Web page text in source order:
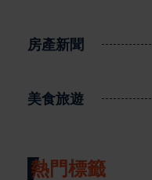
房產新聞
美食旅遊
熱門標籤